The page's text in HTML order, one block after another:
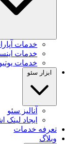
خدمات
خدمات
خدمات
ابزار سئو
آنالیز سئو
ایجاد
تعرفه خدمات
وبلاگ